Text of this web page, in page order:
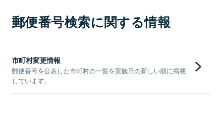
郵便番号検索に関する情報
市町村変更情報
郵便番号を公表した市町村の一覧を実施日の新しい順に掲載
しています。